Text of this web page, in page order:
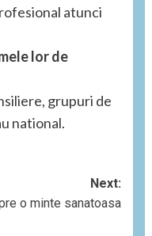
atunci
lor de
grupuri de
national.
Next:
o minte sanatoasa